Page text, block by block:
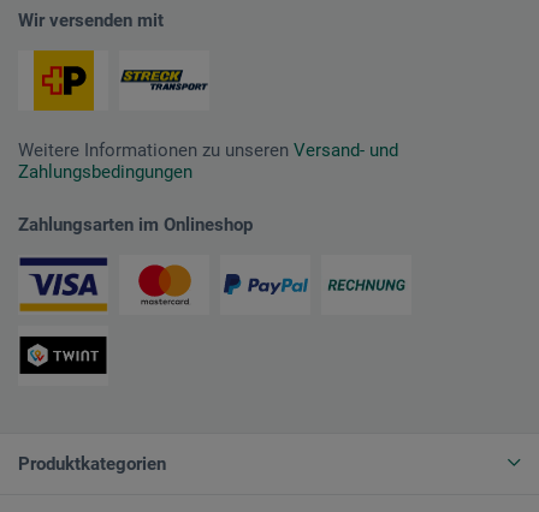
Wir versenden mit
Weitere Informationen zu unseren Versand- und
Zahlungsbedingungen
Zahlungsarten im Onlineshop
Produktkategorien